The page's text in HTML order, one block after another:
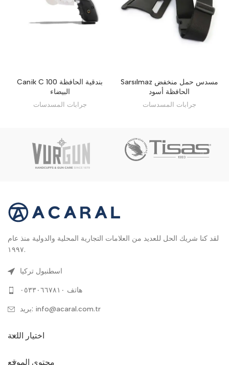
Canik C 100 بندقية الحافظة
البيضاء
جرابات المسدسات
Sarsılmaz مسدس حمل منخفض
الحافظة أسود
جرابات المسدسات
لقد كنا شريك الحل للعديد من العلامات التجارية المحلية والدولية منذ عام
١٩٩٧.
اسطنبول تركيا
هاتف ٠٥٣٣٠٦٦٧٨١٠
بريد: info@acaral.com.tr
اختيار اللغة
محتوى الموقع